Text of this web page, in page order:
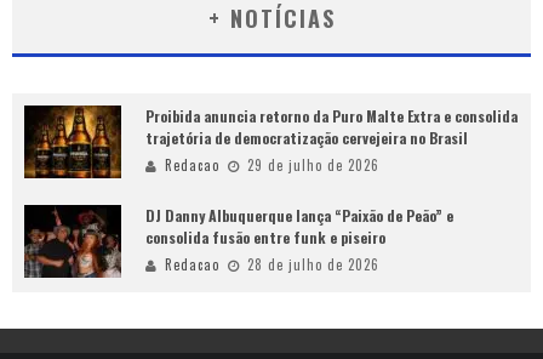
+ NOTÍCIAS
Proibida anuncia retorno da Puro Malte Extra e consolida
trajetória de democratização cervejeira no Brasil
Redacao 29 de julho de 2026
DJ Danny Albuquerque lança “Paixão de Peão” e
consolida fusão entre funk e piseiro
Redacao 28 de julho de 2026